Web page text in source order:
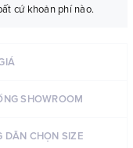
cứ khoản phí nào.
SHOWROOM
DẪN CHỌN SIZE